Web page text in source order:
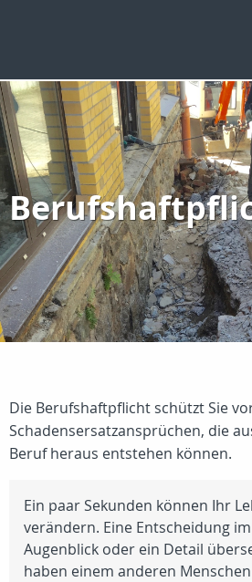
Die Berufshaftpflicht schützt Sie
Schadensersatzansprüchen, die
Beruf heraus entstehen können.
Ein paar Sekunden können Ihr
verändern. Eine Entscheidung
Augenblick oder ein Detail
haben einem anderen